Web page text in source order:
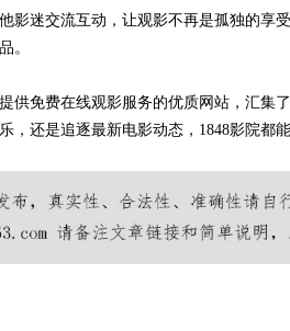
影迷交流互动，让观影不再是孤独的享
。
供免费在线观影服务的优质网站，汇
，还是追逐最新电影动态，1848影院都